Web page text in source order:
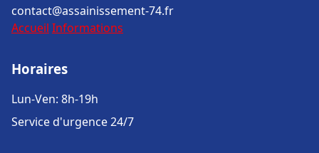
contact@assainissement-74.fr
Accueil Informations
Horaires
Lun-Ven: 8h-19h
Service d'urgence 24/7